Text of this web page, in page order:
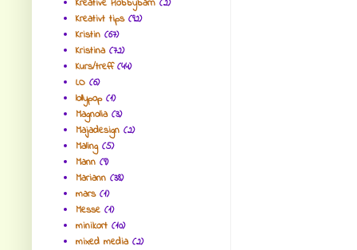
Kreative Hobbybarn (2)
Kreativt tips (92)
Kristin (67)
Kristina (72)
Kurs/treff (44)
LO (6)
lollypop (1)
Magnolia (3)
Majadesign (2)
Maling (5)
Mann (9)
Mariann (38)
mars (1)
Messe (1)
minikort (10)
mixed media (2)